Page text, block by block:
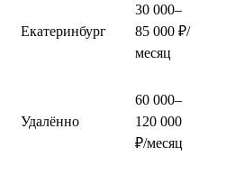
Екатеринбург
30 000–
85 000 ₽/
месяц
Удалённо
60 000–
120 000
₽/месяц